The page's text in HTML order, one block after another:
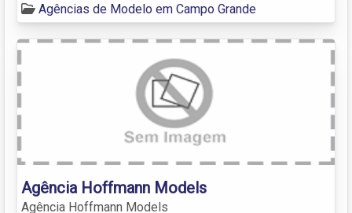
Agências de Modelo em Campo Grande
Agência Hoffmann Models
Agência Hoffmann Models